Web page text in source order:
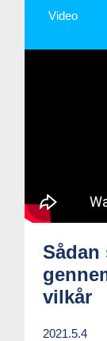
Video
Sådan
vilkår
2021.5.4